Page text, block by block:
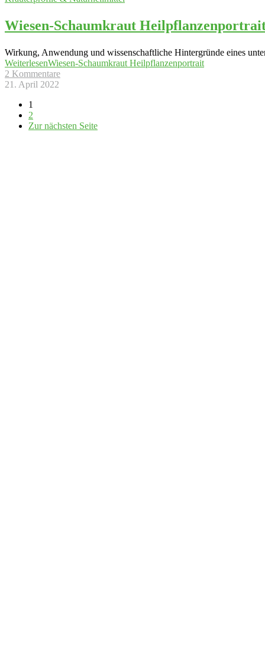
Wiesen-Schaumkraut
Wirkung, Anwendung und wissenschaftliche Hintergründe eines
WeiterlesenWiesen-Schaumkraut Heilpflanzenportrait
2 Kommentare
21. April 2022
1
2
Zur nächsten Seite